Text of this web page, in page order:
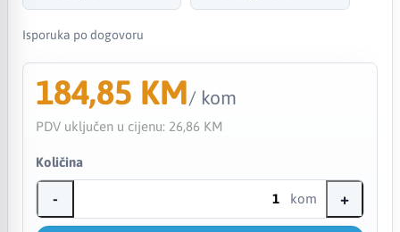
Isporuka po dogovoru
184,85 KM/ kom
PDV uključen u cijenu: 26,86 KM
Količina
- kom +